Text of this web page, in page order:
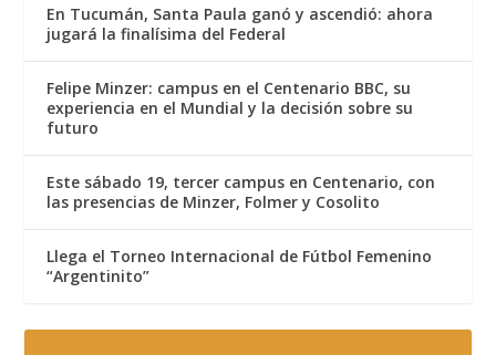
En Tucumán, Santa Paula ganó y ascendió: ahora
jugará la finalísima del Federal
Felipe Minzer: campus en el Centenario BBC, su
experiencia en el Mundial y la decisión sobre su
futuro
Este sábado 19, tercer campus en Centenario, con
las presencias de Minzer, Folmer y Cosolito
Llega el Torneo Internacional de Fútbol Femenino
“Argentinito”